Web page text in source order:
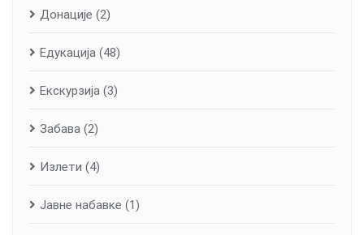
Донације (2)
Едукација (48)
Екскурзија (3)
Забава (2)
Излети (4)
Јавне набавке (1)